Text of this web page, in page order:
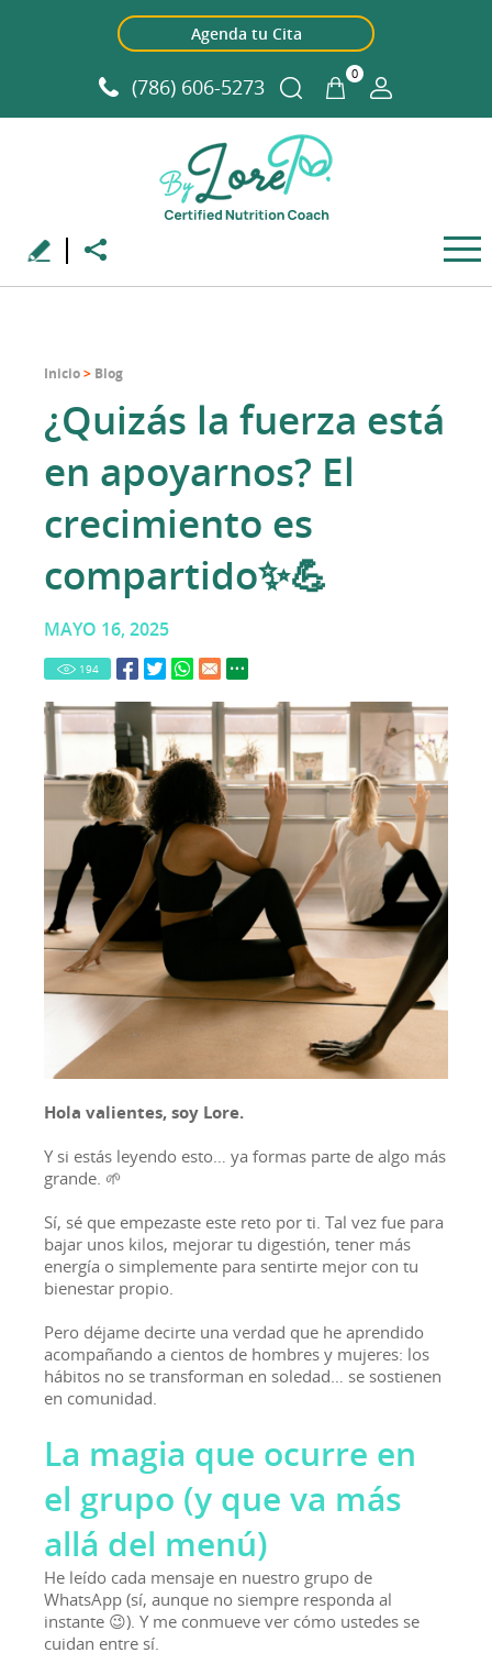
Agenda tu Cita
(786) 606-5273
0
Inicio> Blog
¿Quizás la fuerza está
en apoyarnos? El
crecimiento es
compartido✨💪
MAYO 16, 2025
194
Hola valientes, soy Lore.
Y si estás leyendo esto… ya formas parte de algo más
grande. 🌱
Sí, sé que empezaste este reto por ti. Tal vez fue para
bajar unos kilos, mejorar tu digestión, tener más
energía o simplemente para sentirte mejor con tu
bienestar propio.
Pero déjame decirte una verdad que he aprendido
acompañando a cientos de hombres y mujeres: los
hábitos no se transforman en soledad… se sostienen
en comunidad.
La magia que ocurre en
el grupo (y que va más
allá del menú)
He leído cada mensaje en nuestro grupo de
WhatsApp (sí, aunque no siempre responda al
instante 😉). Y me conmueve ver cómo ustedes se
cuidan entre sí.